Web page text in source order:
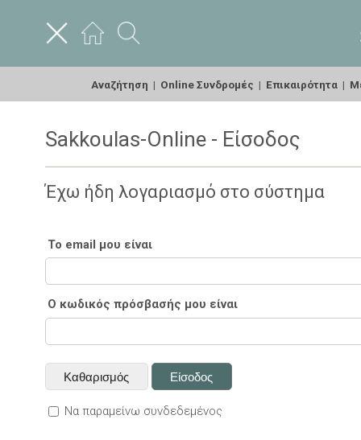
Αναζήτηση | Online Συνδρομές | Επικαιρότητα |
Sakkoulas-Online - Είσοδος
Έχω ήδη λογαριασμό στο σύστημα
Το email μου είναι
Ο κωδικός πρόσβασής μου είναι
Να παραμείνω συνδεδεμένος